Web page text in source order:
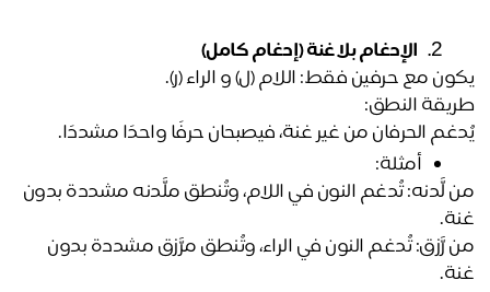
الإدغام بلا غنة (إدغام كامل)
مع حرفين فقط: اللام (ل) و الراء (ر).
النطق:
الحرفان من غير غنة، فيصبحان حرفًا واحدًا مشددًا.
أمثلة:
من لَّدنه: تُدغم النون في اللام، وتُنطق ملَّدنه مشددة بدون
من رَّزق: تُدغم النون في الراء، وتُنطق مرَّزق مشددة بدون